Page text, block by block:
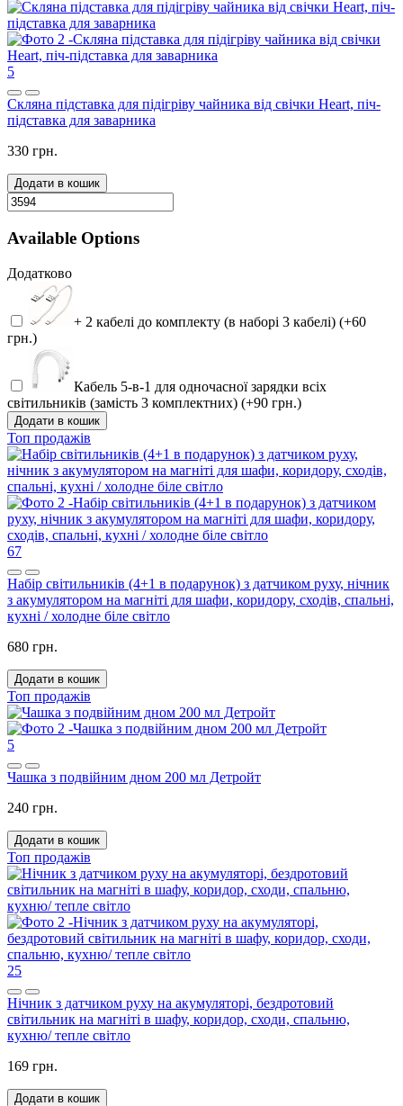
5
Скляна підставка для підігріву чайника від свічки Heart, піч-
підставка для заварника
330 грн.
Додати в кошик
Available Options
Додатково
+ 2 кабелі до комплекту (в наборі 3 кабелі) (+60
грн.)
Кабель 5-в-1 для одночасної зарядки всіх
світильників (замість 3 комплектних) (+90 грн.)
Додати в кошик
Топ продажів
67
Набір світильників (4+1 в подарунок) з датчиком руху, нічник
з акумулятором на магніті для шафи, коридору, сходів, спальні,
кухні / холодне біле світло
680 грн.
Додати в кошик
Топ продажів
5
Чашка з подвійним дном 200 мл Детройт
240 грн.
Додати в кошик
Топ продажів
25
Нічник з датчиком руху на акумуляторі, бездротовий
світильник на магніті в шафу, коридор, сходи, спальню,
кухню/ тепле світло
169 грн.
Додати в кошик